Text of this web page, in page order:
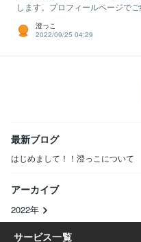
します。プロフィールページで
澄っこ
2022/09/25 04:29
最新ブログ
はじめまして！！澄っこについて
アーカイブ
2022年